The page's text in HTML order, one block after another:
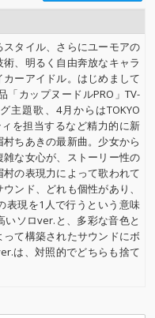
タイル、さらにユーモアの
、明るく自由奔放なキャラ
ーアイドル。はじめまして
カップヌードルPRO」TV-
主題歌、4月からはTOKYO
を担当するなど精力的に新
ちあきの最新曲。少女から
な女心が、ストーリー性の
の表現力によって歌われて
ンド、どれも個性があり、
表現を1人で行うという意味
ソロver.と、多彩な音色と
て構築されたサウンドにボ
は、対照的でどちらも捨て